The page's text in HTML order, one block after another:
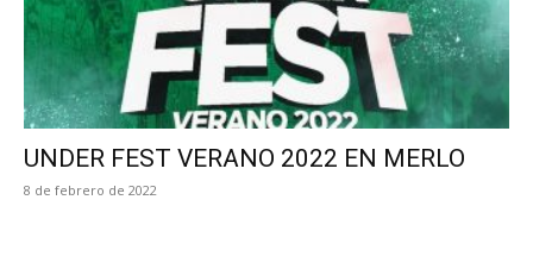
UNDER FEST VERANO 2022 EN MERLO
8 de febrero de 2022